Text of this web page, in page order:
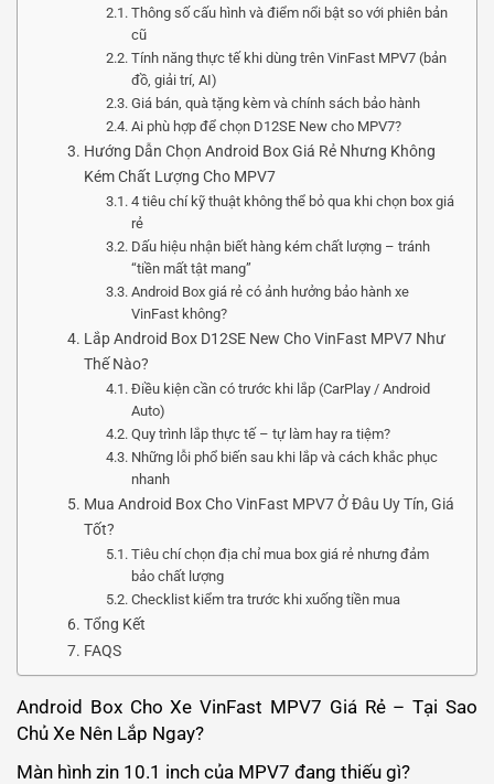
Thông số cấu hình và điểm nổi bật so với phiên bản
cũ
Tính năng thực tế khi dùng trên VinFast MPV7 (bản
đồ, giải trí, AI)
Giá bán, quà tặng kèm và chính sách bảo hành
Ai phù hợp để chọn D12SE New cho MPV7?
Hướng Dẫn Chọn Android Box Giá Rẻ Nhưng Không
Kém Chất Lượng Cho MPV7
4 tiêu chí kỹ thuật không thể bỏ qua khi chọn box giá
rẻ
Dấu hiệu nhận biết hàng kém chất lượng – tránh
“tiền mất tật mang”
Android Box giá rẻ có ảnh hưởng bảo hành xe
VinFast không?
Lắp Android Box D12SE New Cho VinFast MPV7 Như
Thế Nào?
Điều kiện cần có trước khi lắp (CarPlay / Android
Auto)
Quy trình lắp thực tế – tự làm hay ra tiệm?
Những lỗi phổ biến sau khi lắp và cách khắc phục
nhanh
Mua Android Box Cho VinFast MPV7 Ở Đâu Uy Tín, Giá
Tốt?
Tiêu chí chọn địa chỉ mua box giá rẻ nhưng đảm
bảo chất lượng
Checklist kiểm tra trước khi xuống tiền mua
Tổng Kết
FAQS
Android Box Cho Xe VinFast MPV7 Giá Rẻ – Tại Sao
Chủ Xe Nên Lắp Ngay?
Màn hình zin 10.1 inch của MPV7 đang thiếu gì?